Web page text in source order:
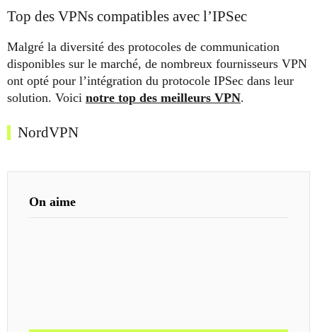
Top des VPNs compatibles avec l’IPSec
Malgré la diversité des protocoles de communication
disponibles sur le marché, de nombreux fournisseurs VPN
ont opté pour l’intégration du protocole IPSec dans leur
solution. Voici notre top des meilleurs VPN.
NordVPN
On aime